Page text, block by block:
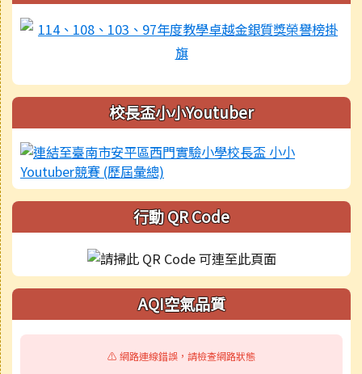
校長盃小小Youtuber
行動 QR Code
AQI空氣品質
⚠️ 網路連線錯誤，請檢查網路狀態